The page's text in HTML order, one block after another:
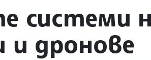
системи
дронове